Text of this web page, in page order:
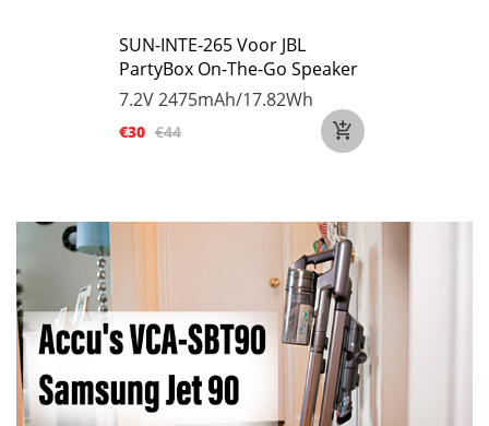
SUN-INTE-265 Voor JBL
PartyBox On-The-Go Speaker
7.2V2475mAh/17.82Wh
€30 €44